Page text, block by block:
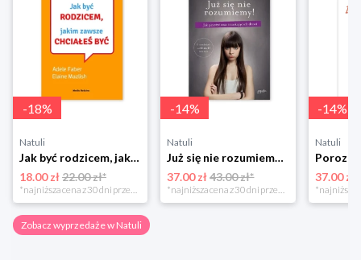
-18%
Natuli
Jak być rodzicem, jakim zawsze chciałeś być Media rodzina
18.00 zł22.00 zł*
*najniższa cena z 30 dni przed obniżką
-14%
Natuli
Już się nie rozumiemy! Jak przeżyć czas trzaskających drzwi Esprit
37.00 zł 43.00 zł*
*najniższa cena z 30 dni przed obniżką
-14%
Natuli
37.00 zł
Zobacz wyprzedaże w Natuli